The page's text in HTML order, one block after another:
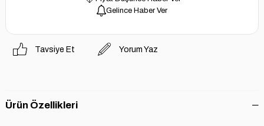
Gelince Haber Ver
Tavsiye Et Yorum Yaz
Ürün Özellikleri